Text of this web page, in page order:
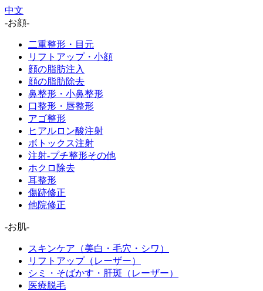
中文
-お顔-
二重整形・目元
リフトアップ・小顔
顔の脂肪注入
顔の脂肪除去
鼻整形・小鼻整形
口整形・唇整形
アゴ整形
ヒアルロン酸注射
ボトックス注射
注射-プチ整形その他
ホクロ除去
耳整形
傷跡修正
他院修正
-お肌-
スキンケア（美白・毛穴・シワ）
リフトアップ（レーザー）
シミ・そばかす・肝斑（レーザー）
医療脱毛